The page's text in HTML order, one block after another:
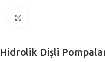
Hidrolik Dişli